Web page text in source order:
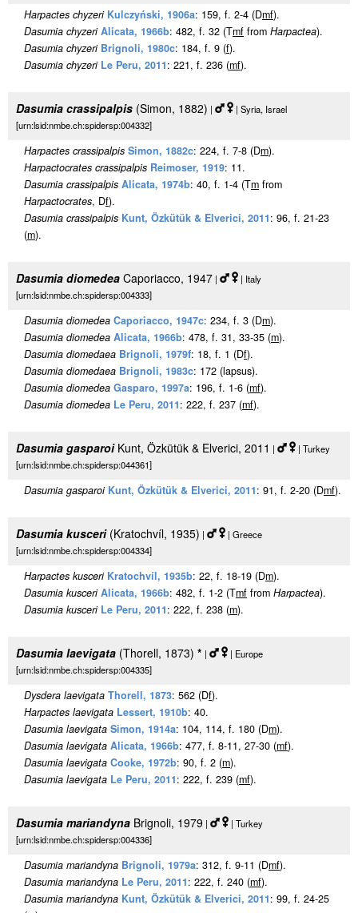
Harpactes chyzeri Kulczyński, 1906a: 159, f. 2-4 (Dmf).
Dasumia chyzeri Alicata, 1966b: 482, f. 32 (Tmf from Harpactea).
Dasumia chyzeri Brignoli, 1980c: 184, f. 9 (f).
Dasumia chyzeri Le Peru, 2011: 221, f. 236 (mf).
Dasumia crassipalpis (Simon, 1882) |
| Syria, Israel
[urn:lsid:nmbe.ch:spidersp:004332]
Harpactes crassipalpis Simon, 1882c: 224, f. 7-8 (Dm).
Harpactocrates crassipalpis Reimoser, 1919: 11.
Dasumia crassipalpis Alicata, 1974b: 40, f. 1-4 (Tm from
Harpactocrates, Df).
Dasumia crassipalpis Kunt, Özkütük & Elverici, 2011: 96, f. 21-23
(m).
Dasumia diomedea Caporiacco, 1947 |
| Italy
[urn:lsid:nmbe.ch:spidersp:004333]
Dasumia diomedea Caporiacco, 1947c: 234, f. 3 (Dm).
Dasumia diomedea Alicata, 1966b: 478, f. 31, 33-35 (m).
Dasumia diomedaea Brignoli, 1979f: 18, f. 1 (Df).
Dasumia diomedaea Brignoli, 1983c: 172 (lapsus).
Dasumia diomedea Gasparo, 1997a: 196, f. 1-6 (mf).
Dasumia diomedea Le Peru, 2011: 222, f. 237 (mf).
Dasumia gasparoiKunt, Özkütük & Elverici, 2011 |
| Turkey
[urn:lsid:nmbe.ch:spidersp:044361]
Dasumia gasparoi Kunt, Özkütük & Elverici, 2011: 91, f. 2-20 (Dmf).
Dasumia kusceri(Kratochvíl, 1935) |
| Greece
[urn:lsid:nmbe.ch:spidersp:004334]
Harpactes kusceri Kratochvíl, 1935b: 22, f. 18-19 (Dm).
Dasumia kusceri Alicata, 1966b: 482, f. 1-2 (Tmf from Harpactea).
Dasumia kusceri Le Peru, 2011: 222, f. 238 (m).
Dasumia laevigata (Thorell, 1873) * |
| Europe
[urn:lsid:nmbe.ch:spidersp:004335]
Dysdera laevigata Thorell, 1873: 562 (Df).
Harpactes laevigata Lessert, 1910b: 40.
Dasumia laevigata Simon, 1914a: 104, 114, f. 180 (Dm).
Dasumia laevigata Alicata, 1966b: 477, f. 8-11, 27-30 (mf).
Dasumia laevigata Cooke, 1972b: 90, f. 2 (m).
Dasumia laevigata Le Peru, 2011: 222, f. 239 (mf).
Dasumia mariandyna Brignoli, 1979 |
| Turkey
[urn:lsid:nmbe.ch:spidersp:004336]
Dasumia mariandyna Brignoli, 1979a: 312, f. 9-11 (Dmf).
Dasumia mariandyna Le Peru, 2011: 222, f. 240 (mf).
Dasumia mariandyna Kunt, Özkütük & Elverici, 2011: 99, f. 24-25